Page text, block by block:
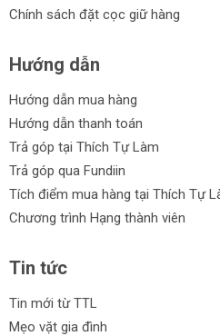
Chính sách đặt cọc giữ hàng
Hướng dẫn
Hướng dẫn mua hàng
Hướng dẫn thanh toán
Trả góp tại Thích Tự Làm
Trả góp qua Fundiin
Tích điểm mua hàng tại Thích Tự
Chương trình Hạng thành viên
Tin tức
Tin mới từ TTL
Mẹo vặt gia đình